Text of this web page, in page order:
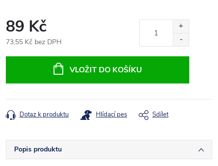
89 Kč
73,55 Kč bez DPH
VLOŽIT DO KOŠÍKU
Dotaz k produktu Hlídací pes Sdílet
Popis produktu